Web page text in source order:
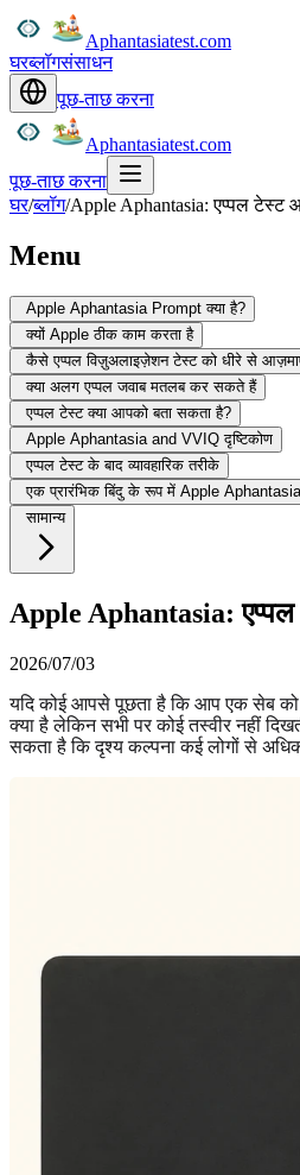
Aphantasiatest.com
घरब्लॉगसंसाधन
पूछ-ताछ करना
Aphantasiatest.com
पूछ-ताछ करना
घर/ब्लॉग/Apple Aphantasia: एप्पल टेस्ट
Menu
Apple Aphantasia Prompt क्या है?
क्यों Apple ठीक काम करता है
कैसे एप्पल विज़ुअलाइज़ेशन टेस्ट को धीरे से
क्या अलग एप्पल जवाब मतलब कर सकते हैं
एप्पल टेस्ट क्या आपको बता सकता है?
Apple Aphantasia and VVIQ दृष्टिकोण
एप्पल टेस्ट के बाद व्यावहारिक तरीके
एक प्रारंभिक बिंदु के रूप में Apple
सामान्य
Apple Aphantasia:
2026/07/03
यदि कोई आपसे पूछता है कि आप एक सेब
क्या है लेकिन सभी पर कोई तस्वीर नहीं
सकता है कि दृश्य कल्पना कई लोगों से